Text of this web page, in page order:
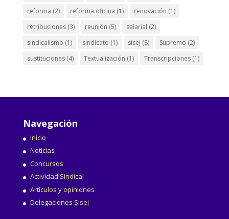
reforma (2) reforma oficina (1) renovación (1)
retribuciones(3) reunión (5) salarial (2)
sindicalismo (1) sindicato (1) sisej (8) Supremo (2)
sustituciones(4) Textualización (1) Transcripciones(1)
Navegación
Inicio
Noticias
Concursos
Actividad Sindical
Artículos y opiniones
Delegaciones Sisej